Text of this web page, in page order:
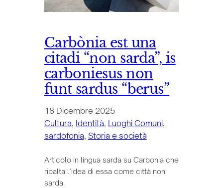
Carbònia est una
citadi “non sarda”, is
carboniesus non
funt sardus “berus”
18 Dicembre 2025
Cultura, Identità, Luoghi Comuni
sardofonia, Storia e società
Articolo in lingua sarda su Carbonia che
ribalta l’idea di essa come città non
sarda.